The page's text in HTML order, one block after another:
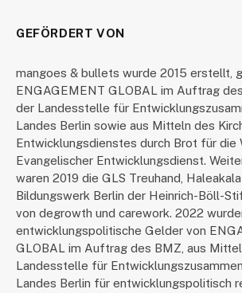
GEFÖRDERT VON
mangoes & bullets wurde 2015 erstellt,
ENGAGEMENT GLOBAL im Auftrag
der Landesstelle für
Landes Berlin sowie aus Mitteln des
Entwicklungsdienstes durch Brot für die
Evangelischer Entwicklungsdienst.
waren 2019 die GLS Treuhand,
Bildungswerk Berlin der Heinrich-Böll-
von degrowth und carework. 2022
entwicklungspolitische Gelder von
GLOBAL im Auftrag des BMZ, aus
Landesstelle für
Landes Berlin für entwicklungspolitisch